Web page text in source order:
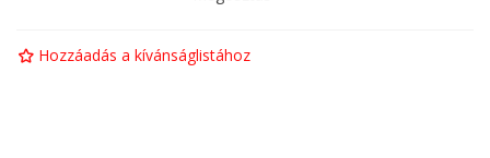
Hozzáadás a kívánságlistához